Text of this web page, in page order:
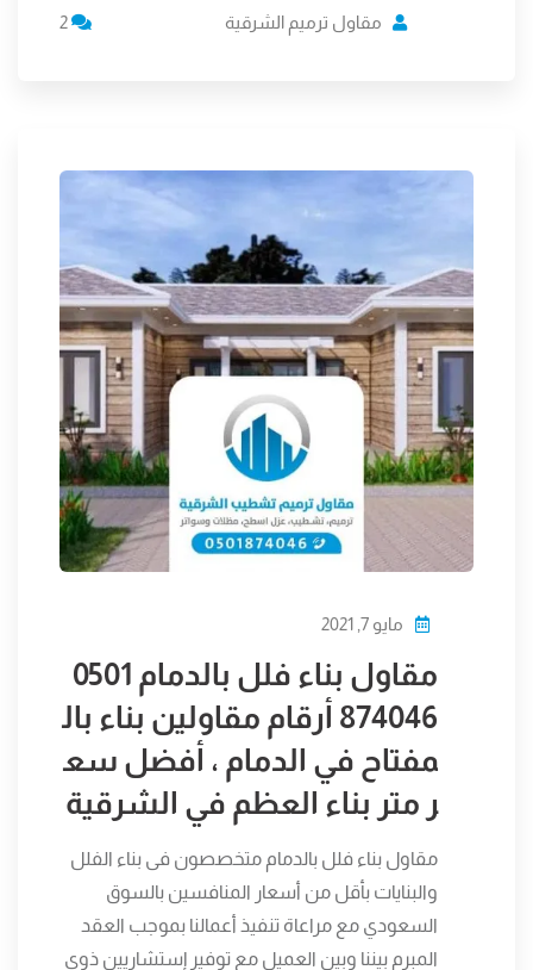
مقاول ترميم الشرقية
مايو 7, 2021
مقاول بناء فلل بالدمام 0501
874046 أرقام مقاولين بناء بال
مفتاح في الدمام ، أفضل سع
ر متر بناء العظم في الشرقية
مقاول بناء فلل بالدمام متخصصون فى بناء الفلل
والبنايات بأقل من أسعار المنافسين بالسوق
السعودي مع مراعاة تنفيذ أعمالنا بموجب العقد
المبرم بيننا وبين العميل مع توفير إستشاريين ذوي